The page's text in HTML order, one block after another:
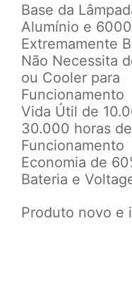
Base da
Alumínio e
Extremamente
Não Necessita
ou Cooler para
Funcionamento
Vida Útil de
30.000 horas de
Funcionamento
Economia de
Bateria e
Produto novo e